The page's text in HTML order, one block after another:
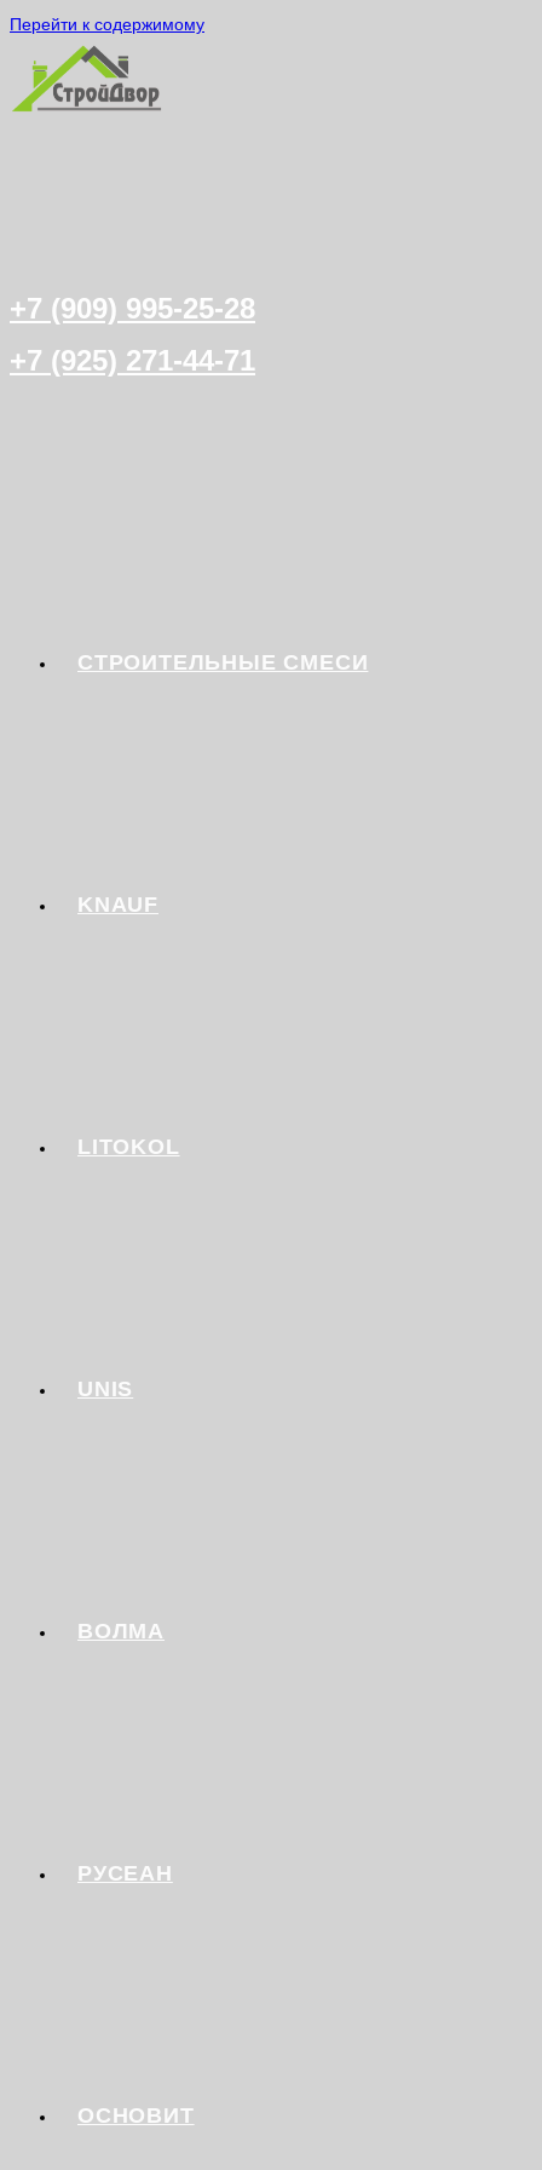
Перейти к содержимому
+7 (909) 995-25-28
+7 (925) 271-44-71
СТРОИТЕЛЬНЫЕ СМЕСИ
KNAUF
LITOKOL
UNIS
ВОЛМА
РУСЕАН
ОСНОВИТ